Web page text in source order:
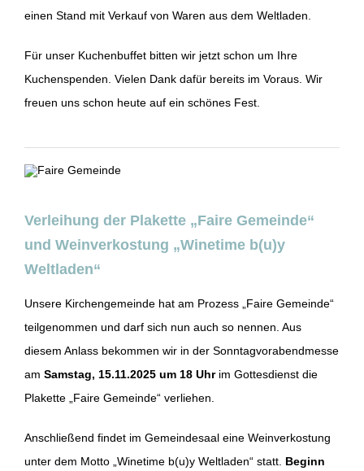
einen Stand mit Verkauf von Waren aus dem Weltladen.
Für unser Kuchenbuffet bitten wir jetzt schon um Ihre
Kuchenspenden. Vielen Dank dafür bereits im Voraus. Wir
freuen uns schon heute auf ein schönes Fest.
Verleihung der Plakette „Faire Gemeinde“
und Weinverkostung „Winetime b(u)y
Weltladen“
Unsere Kirchengemeinde hat am Prozess „Faire Gemeinde“
teilgenommen und darf sich nun auch so nennen. Aus
diesem Anlass bekommen wir in der Sonntagvorabendmesse
am Samstag, 15.11.2025 um 18 Uhr im Gottesdienst die
Plakette „Faire Gemeinde“ verliehen.
Anschließend findet im Gemeindesaal eine Weinverkostung
unter dem Motto „Winetime b(u)y Weltladen“ statt. Beginn